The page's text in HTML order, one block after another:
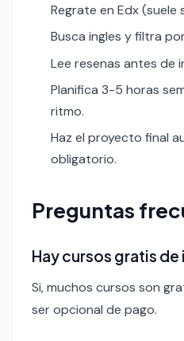
Regrate en Edx
Busca ingles y filtra
Lee resenas antes de
Planifica 3-5 horas
ritmo.
Haz el proyecto final
obligatorio.
Preguntas
Hay cursos gratis de
Si, muchos cursos son
ser opcional de pago.